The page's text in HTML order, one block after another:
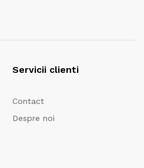
Servicii clienti
Contact
Despre noi